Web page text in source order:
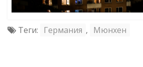
Теги: Германия , Мюнхен